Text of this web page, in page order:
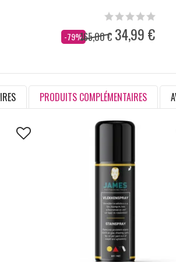
-79%
Dès 165,00 € 34,99 €
PRODUITS COMPLÉMENTAIRES